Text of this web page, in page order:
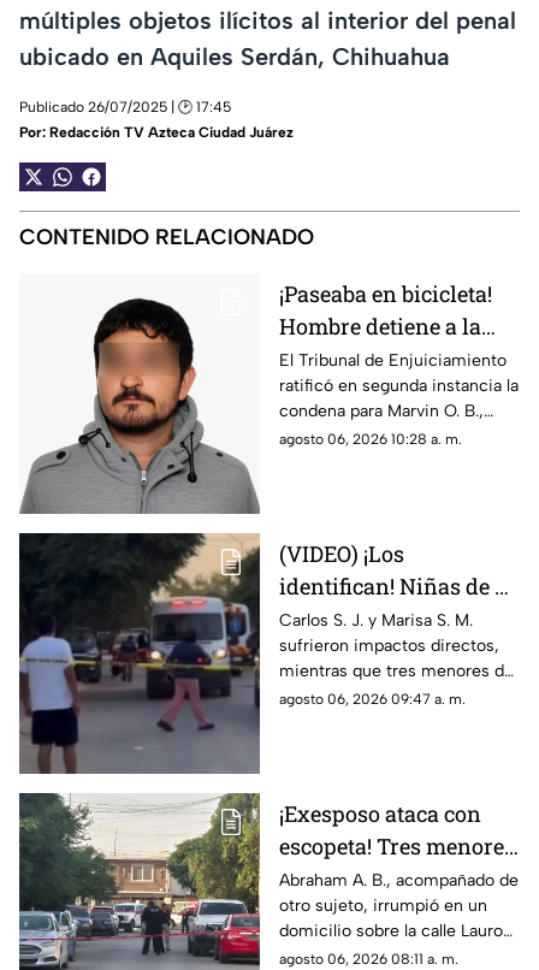
múltiples objetos ilícitos al interior del penal
ubicado en Aquiles Serdán, Chihuahua
Publicado 26/07/2025 | 🕑 17:45
Por: Redacción TV Azteca Ciudad Juárez
CONTENIDO RELACIONADO
¡Paseaba en bicicleta!
Hombre detiene a la
fuerza a menor de 12
años y lo viola en
Chihuahua; así logró
escapar
El Tribunal de Enjuiciamiento
ratificó en segunda instancia la
condena para Marvin O. B.,
quien agredió a un niño de 12
agosto 06, 2026 10:28 a. m.
(VIDEO) ¡Los
identifican! Niñas de 9
y 11 años y un
adolescente entre los
heridos de gravedad en
el ataque de esta
Carlos S. J. y Marisa S. M.
sufrieron impactos directos,
mientras que tres menores de
14, 11 y 9 años resultaron
familiar.
agosto 06, 2026 09:47 a. m.
¡Exesposo ataca con
escopeta! Tres menores
y una pareja resultan
gravemente heridos en
Ciudad Juárez
Abraham A. B., acompañado de
otro sujeto, irrumpió en un
domicilio sobre la calle Lauro
de Uranga; paramédicos
agosto 06, 2026 08:11 a. m.